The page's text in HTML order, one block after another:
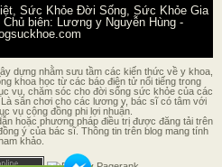
Sức Khỏe Đời Sống, Sức Khỏe Gia
Chủ biên: Lương y Nguyễn Hùng-
dựng nhằm sưu tầm các kiến thức về y khoa,
khoa học từ các báo điện tử nổi tiếng trong
vụ, chăm sóc cho đời sống sức khỏe của các
sân chơi cho các lương y, bác sĩ có tâm với
vụ cộng đồng phi lợi nhuận.
hoặc phương pháp điều trị được đăng tải trên
ý của bác sĩ. Thông tin trên blog mang tính
khảo.